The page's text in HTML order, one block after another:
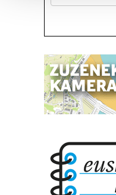
pertsonalizatuak
neurtzeko, jendeari
produktuak garatzeko.
erabiltzen dituen hauta
interes komertzial
bazkideen zerrenda,
duten interes legitimoa
dezakezun ikusteko.